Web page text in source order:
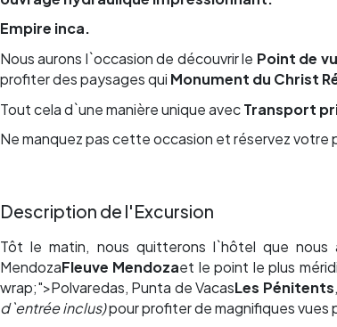
Empire inca.
Nous aurons l`occasion de découvrir le Point de
profiter des paysages qui Monument du Christ
Tout cela d`une manière unique avecTransport
Ne manquez pas cette occasion et réservez votre
Description de l'Excursion
Tôt le matin, nous quitterons l`hôtel que nous
MendozaFleuve Mendozaet le point le plus
wrap;">Polvaredas, Punta de VacasLes Pénitents
d`entrée inclus)pour profiter de magnifiques vues